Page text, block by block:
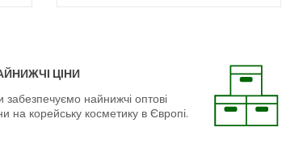
ЦІНИ
забезпечуємо найнижчі оптові
на корейську косметику в Європі.